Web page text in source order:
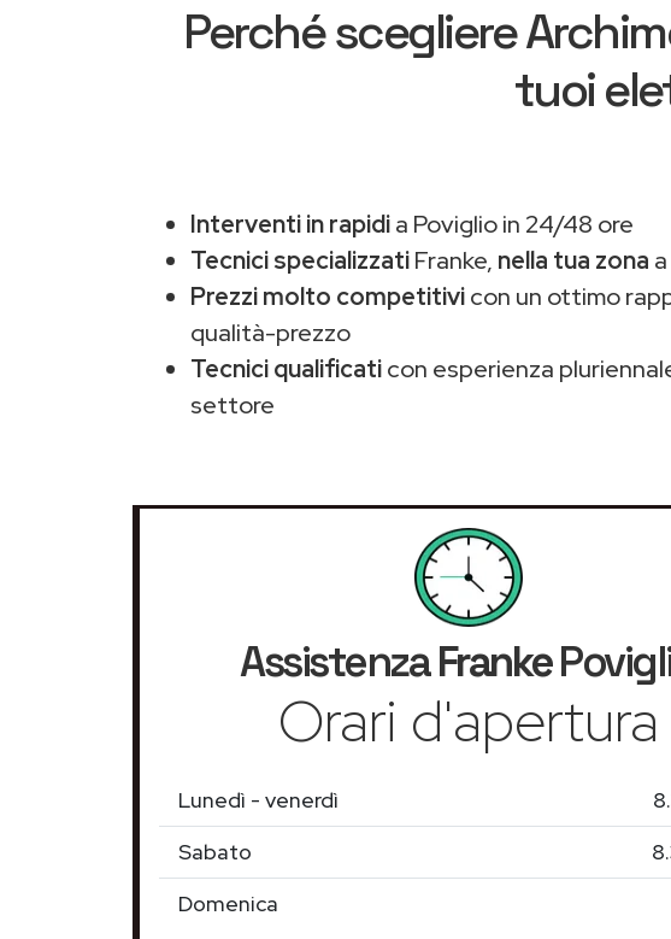
Perché scegliere
tuoi
Interventi in rapidia Poviglio in 24/48 ore
Tecnici specializzatiFranke, nella tua zona
Prezzi molto competitivicon un ottimo
qualità-prezzo
Tecnici qualificaticon esperienza
settore
AssistenzaFranke
Orari d'apertura
Lunedì - venerdì
Sabato
Domenica